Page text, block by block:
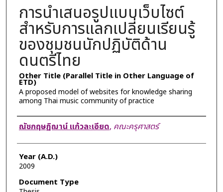
การนำเสนอรูปแบบเว็บไซต์
สำหรับการแลกเปลี่ยนเรียนรู้
ของชุมชนนักปฏิบัติด้าน
ดนตรีไทย
Other Title (Parallel Title in Other Language of
ETD)
A proposed model of websites for knowledge sharing
among Thai music community of practice
Author
ณัชกฤษฏิฌาน์ แก้วละเอียด, คณะครุศาสตร์
Year (A.D.)
2009
Document Type